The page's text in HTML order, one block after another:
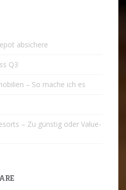
absichere
Q3
– So mache ich es
– Zu günstig oder Value-